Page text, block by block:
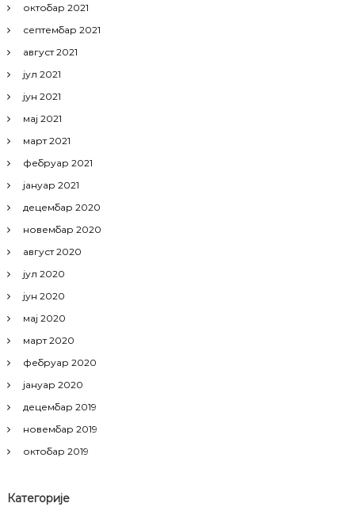
октобар 2021
септембар 2021
август 2021
јул 2021
јун 2021
мај 2021
март 2021
фебруар 2021
јануар 2021
децембар 2020
новембар 2020
август 2020
јул 2020
јун 2020
мај 2020
март 2020
фебруар 2020
јануар 2020
децембар 2019
новембар 2019
октобар 2019
Категорије